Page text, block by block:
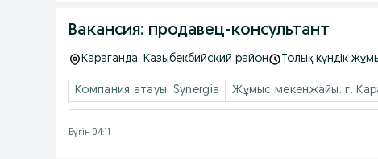
Вакансия: продавец-консультант
Караганда, Казыбекбийский район Толық күндік
Компания атауы: Synergia Жұмыс мекенжайы: г.
Бүгін 04:11